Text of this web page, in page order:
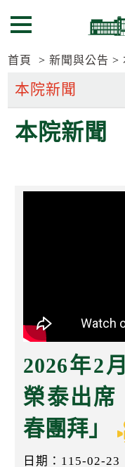
到
要
區
到
要
區
選單按鈕
首頁 新聞與公告
本院新聞
2026年2
榮泰出席
春團拜」
日期：115-02-23